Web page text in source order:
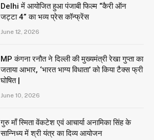
Delhi में आयोजित हुआ पंजाबी फिल्म “कैरी ऑन
जट्टा 4” का भव्य प्रेस कॉन्फ्रेंस
June 12, 2026
MP कंगना रनौत ने दिल्ली की मुख्यमंत्री रेखा गुप्ता का
जताया आभार, ‘भारत भाग्य विधाता’ को किया टैक्स फ्री
घोषित |
June 10, 2026
गुरु माँ स्मिता वेंकटेश एवं आचार्या अनामिका सिंह के
सान्निध्य में श्री यंत्र का दिव्य आयोजन